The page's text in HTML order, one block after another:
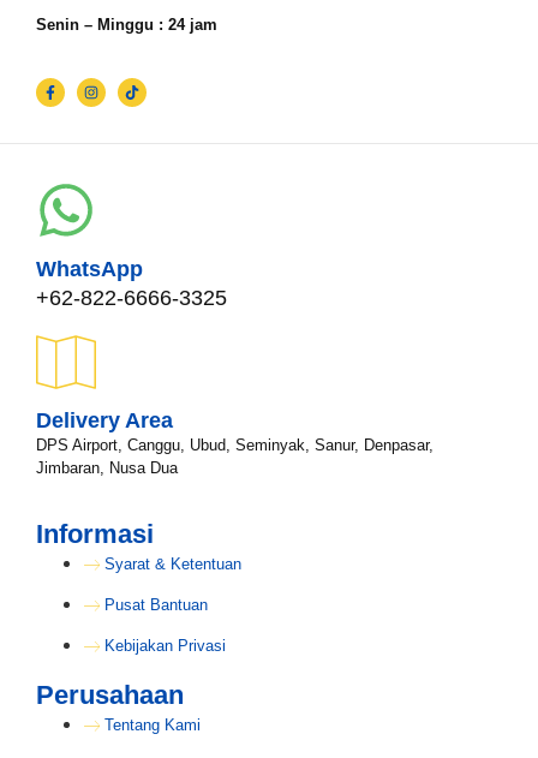
Lokasi Pengiriman & Pengembalian
Senin – Minggu : 24 jam
WhatsApp
+62-822-6666-3325
Delivery Area
DPS Airport, Canggu, Ubud, Seminyak, Sanur, Denpasar,
Jimbaran, Nusa Dua
Informasi
Syarat & Ketentuan
Pusat Bantuan
Kebijakan Privasi
Perusahaan
Tentang Kami